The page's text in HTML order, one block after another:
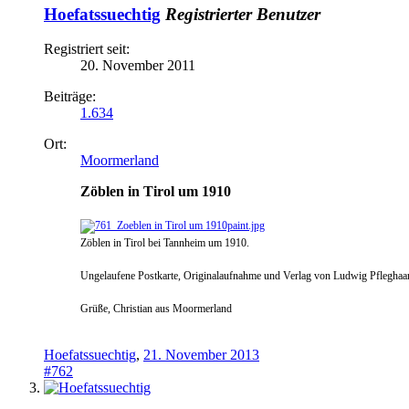
Hoefatssuechtig Registrierter Benutzer
Registriert seit:
20. November 2011
Beiträge:
1.634
Ort:
Moormerland
Zöblen in Tirol um 1910
Zöblen in Tirol bei Tannheim um 1910.
Ungelaufene Postkarte, Originalaufnahme und Verlag von Ludwig
Grüße, Christian aus Moormerland
Hoefatssuechtig, 21. November 2013
#762